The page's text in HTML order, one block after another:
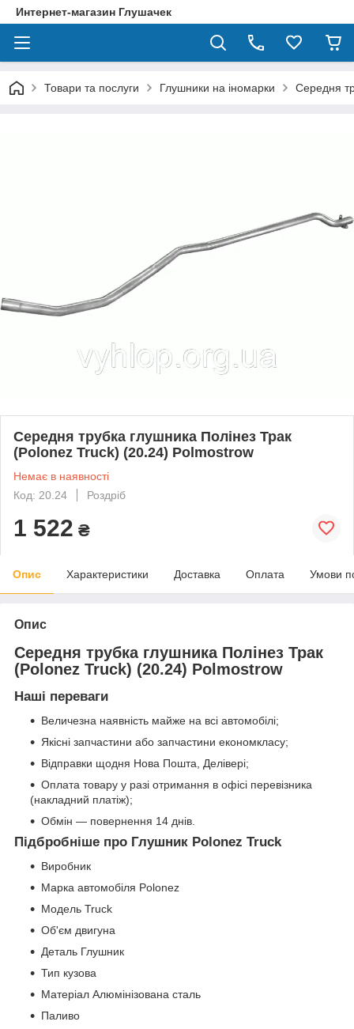
Интернет-магазин Глушачек
Товари та послуги Глушники на іномарки Середня
Середня трубка глушника Полінез Трак
(Polonez Truck) (20.24) Polmostrow
Немає в наявності
Код: 20.24
Роздріб
1 522 ₴
Опис Характеристики Доставка Оплата Умови
Опис
Середня трубка глушника Полінез Трак
(Polonez Truck) (20.24) Polmostrow
Наші переваги
Величезна наявність майже на всі автомобілі;
Якісні запчастини або запчастини економкласу;
Відправки щодня Нова Пошта, Делівері;
Оплата товару у разі отримання в офісі перевізника
(накладний платіж);
Обмін — повернення 14 днів.
Підбробніше про Глушник Polonez Truck
Виробник
Марка автомобіля Polonez
Модель Truck
Об'єм двигуна
Деталь Глушник
Тип кузова
Матеріал Алюмінізована сталь
Паливо